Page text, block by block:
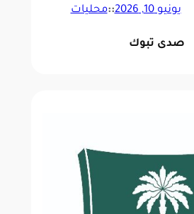
يونيو 10, 2026 ::محليات
صدى تبوك